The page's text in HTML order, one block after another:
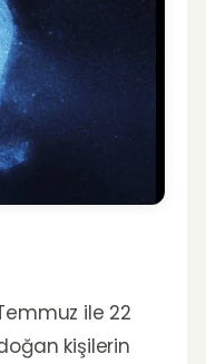
ile 22
kişilerin